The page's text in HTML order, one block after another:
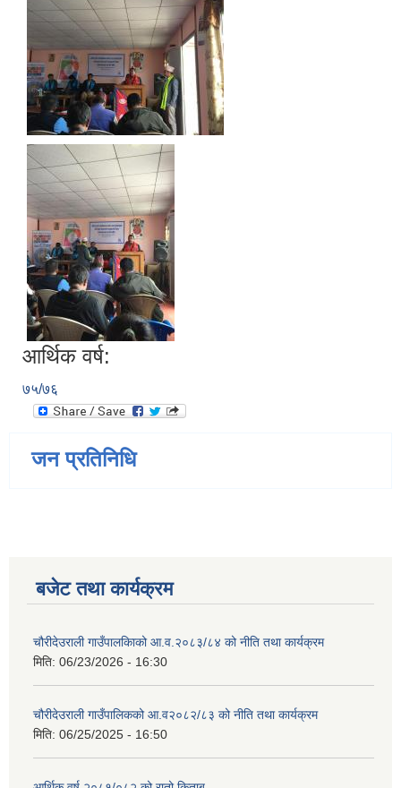
आर्थिक वर्ष:
७५/७६
जन प्रतिनिधि
बजेट तथा कार्यक्रम
चौरीदेउराली गाउँपालकिाको आ.व.२०८३/८४ को नीति तथा कार्यक्रम
मिति: 06/23/2026 - 16:30
चौरीदेउराली गाउँपालिकको आ.व२०८२/८३ को नीति तथा कार्यक्रम
मिति: 06/25/2025 - 16:50